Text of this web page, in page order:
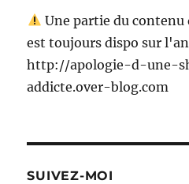
Une partie du contenu
est toujours dispo sur
http://apologie-d-une-
addicte.over-blog.com
SUIVEZ-MOI